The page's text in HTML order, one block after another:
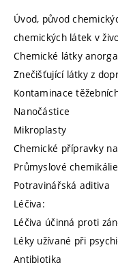
Úvod, původ
chemických látek v
Chemické látky
Znečišťující látky z
Kontaminace
Nanočástice
Mikroplasty
Chemické přípravky
Průmyslové chemikálie
Potravinářská aditiva
Léčiva:
Léčiva účinná proti
Léky užívané při
Antibiotika